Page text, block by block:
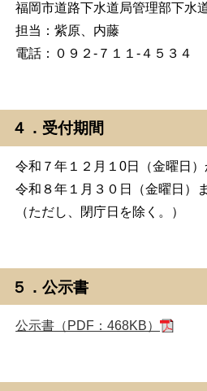
福岡市道路下水道局管理部下水
担当：紫原、内藤
電話：０９２-７１１-４５３４
４．受付期間
令和７年１２月１0日（金曜日）
令和８年１月３０日（金曜日）
（ただし、閉庁日を除く。）
５．公示書
公示書（PDF：468KB）